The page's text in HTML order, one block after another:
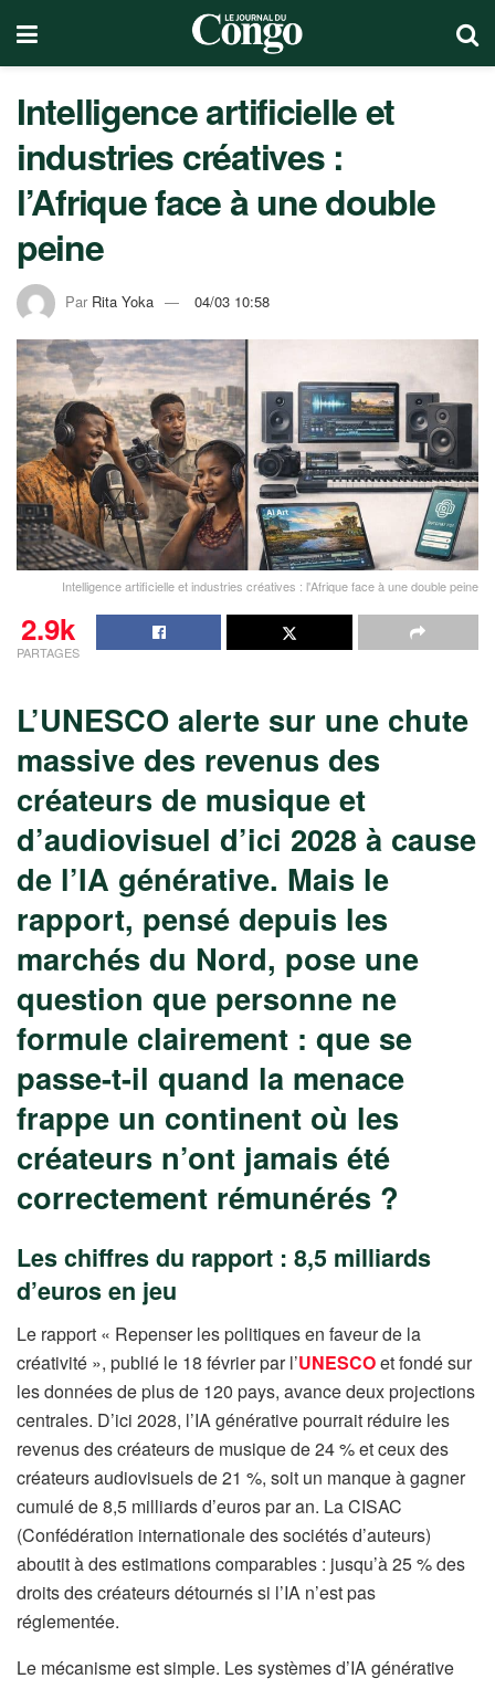
Intelligence artificielle et
industries créatives :
l’Afrique face à une double
peine
Par Rita Yoka 04/03 10:58
Intelligence artificielle et industries créatives : l'Afrique face à une double peine
2.9k
PARTAGES
L’UNESCO alerte sur une chute
massive des revenus des
créateurs de musique et
d’audiovisuel d’ici 2028 à cause
de l’IA générative. Mais le
rapport, pensé depuis les
marchés du Nord, pose une
question que personne ne
formule clairement : que se
passe-t-il quand la menace
frappe un continent où les
créateurs n’ont jamais été
correctement rémunérés ?
Les chiffres du rapport : 8,5 milliards
d’euros en jeu
Le rapport « Repenser les politiques en faveur de la
créativité », publié le 18 février par l’UNESCOet fondé sur
les données de plus de 120 pays, avance deux projections
centrales. D’ici 2028, l’IA générative pourrait réduire les
revenus des créateurs de musique de 24 % et ceux des
créateurs audiovisuels de 21 %, soit un manque à gagner
cumulé de 8,5 milliards d’euros par an. La CISAC
(Confédération internationale des sociétés d’auteurs)
aboutit à des estimations comparables : jusqu’à 25 % des
droits des créateurs détournés si l’IA n’est pas
réglementée.
Le mécanisme est simple. Les systèmes d’IA générative